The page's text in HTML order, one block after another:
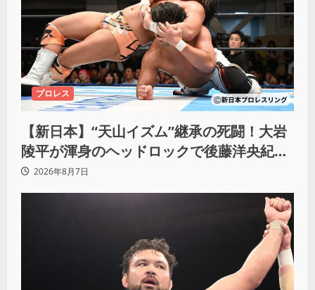
プロレス
【新日本】“天山イズム”継承の死闘！大岩
陵平が渾身のヘッドロックで後藤洋央紀か
らタップ奪取 執念の「リベンジ＆4勝目」
2026年8月7日